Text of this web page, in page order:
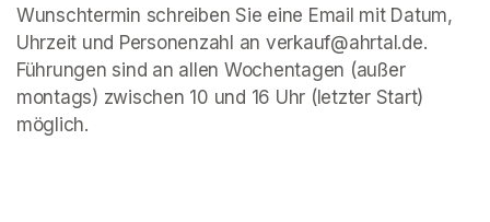
Wunschtermin schreiben Sie eine Email mit Datum,
Uhrzeit und Personenzahl an verkauf@ahrtal.de.
Führungen sind an allen Wochentagen (außer
montags) zwischen 10 und 16 Uhr (letzter Start)
möglich.